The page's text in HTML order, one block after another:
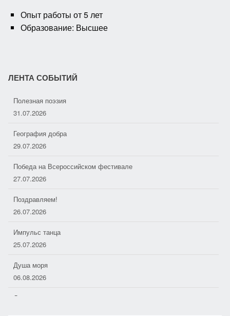
Опыт работы от 5 лет
Образование: Высшее
ЛЕНТА СОБЫТИЙ
Полезная поэзия
31.07.2026
География добра
29.07.2026
Победа на Всероссийском фестивале
27.07.2026
Поздравляем!
26.07.2026
Импульс танца
25.07.2026
Душа моря
06.08.2026
Дорожные следопыты